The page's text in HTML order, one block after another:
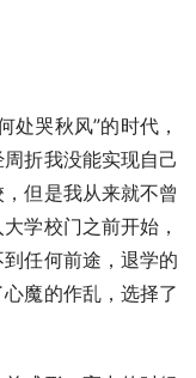
处哭秋风”的时代，
折我没能实现自己
但是我从来就不曾
学校门之前开始，
任何前途，退学的
魔的作乱，选择了